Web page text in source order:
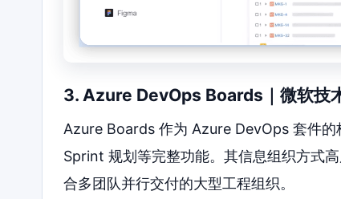
3. Azure DevOps Boards｜微软技
Azure Boards 作为 Azure DevOps 套件
Sprint 规划等完整功能。其信息组织方式
合多团队并行交付的大型工程组织。